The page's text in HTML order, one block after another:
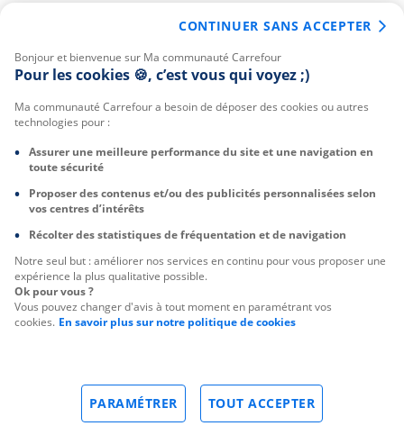
Bonjour et bienvenue sur Ma communauté Carrefour
Pour les cookies 🍪, c’est vous qui voyez ;)
Ma communauté Carrefour a besoin de déposer des cookies ou autres
technologies pour :
Assurer une meilleure performance du site et une navigation en
toute sécurité
Proposer des contenus et/ou des publicités personnalisées selon
vos centres d’intérêts
Récolter des statistiques de fréquentation et de navigation
Notre seul but : améliorer nos services en continu pour vous proposer une
expérience la plus qualitative possible.
Ok pour vous ?
Vous pouvez changer d'avis à tout moment en paramétrant vos
cookies. En savoir plus sur notre politique de cookies
TOUT ACCEPTER
PARAMÉTRER
CONTINUER SANS ACCEPTER